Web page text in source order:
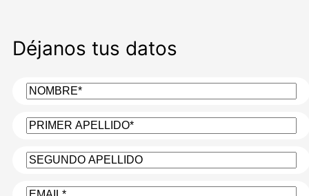
Déjanos tus datos